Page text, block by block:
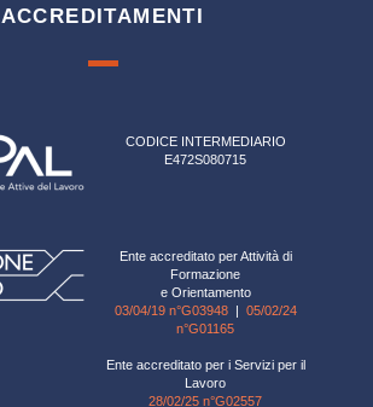
ACCREDITAMENTI
CODICE INTERMEDIARIO
E472S080715
Ente accreditato per Attività di
Formazione
e Orientamento
03/04/19 n°G03948| 05/02/24
n°G01165
Ente accreditato per i Servizi per il
Lavoro
28/02/25 n°G02557